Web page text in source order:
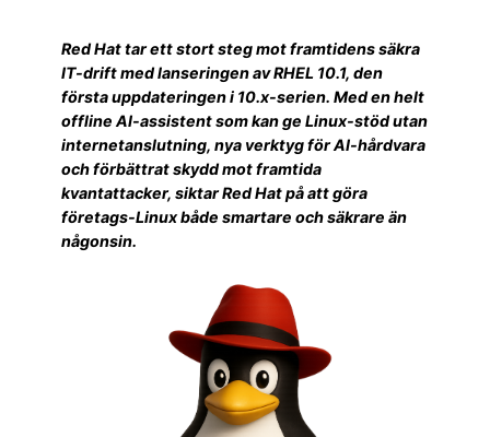
Red Hat tar ett stort steg mot framtidens säkra
IT-drift med lanseringen av RHEL 10.1, den
första uppdateringen i 10.x-serien. Med en helt
offline AI-assistent som kan ge Linux-stöd utan
internetanslutning, nya verktyg för AI-hårdvara
och förbättrat skydd mot framtida
kvantattacker, siktar Red Hat på att göra
företags-Linux både smartare och säkrare än
någonsin.